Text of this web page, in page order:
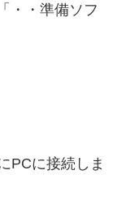
・・準備ソフ
PCに接続しま